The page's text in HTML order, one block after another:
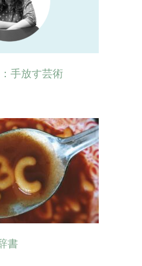
手放す芸術
書